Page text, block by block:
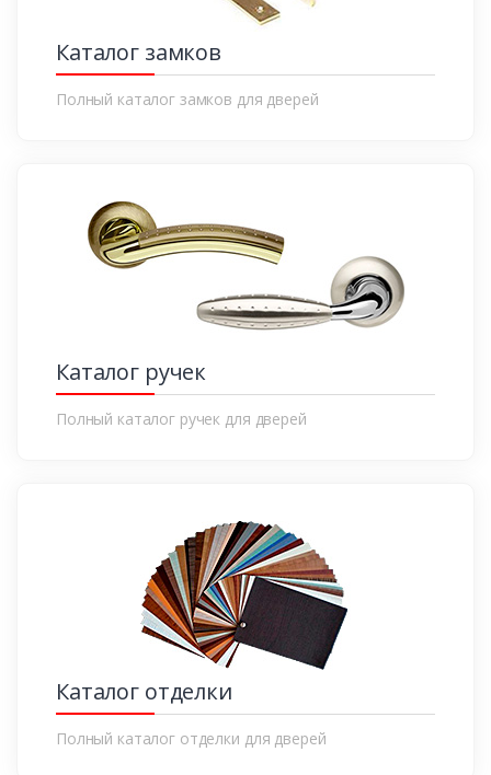
Каталог замков
Полный каталог замков для дверей
Каталог ручек
Полный каталог ручек для дверей
Каталог отделки
Полный каталог отделки для дверей